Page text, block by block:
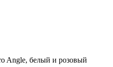
Angle, белый и розовый